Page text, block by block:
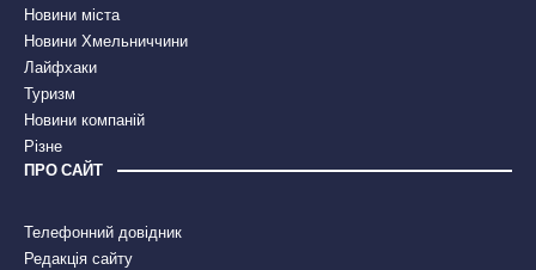
Новини міста
Новини Хмельниччини
Лайфхаки
Туризм
Новини компаній
Різне
ПРО САЙТ
Телефонний довідник
Редакція сайту